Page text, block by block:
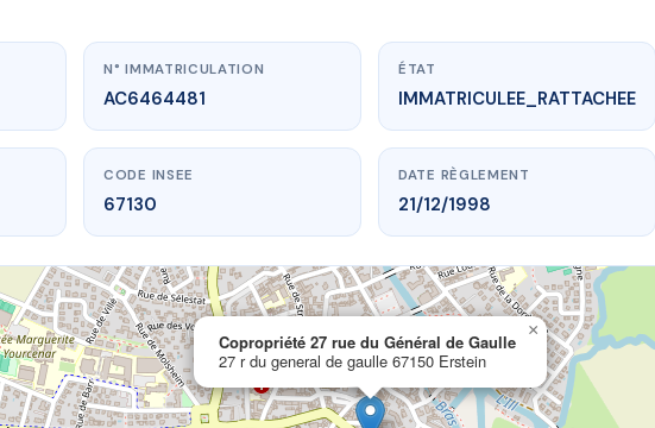
www.vme.plus/AC6464481
Copropriété 27 rue du Général de Gaulle
27 r du general de gaulle67150 Erstein
N° IMMATRICULATION
AC6464481
ÉTAT
IMMATRICULEE_RATTACHEE
CODE INSEE
67130
DATE RÈGLEMENT
21/12/1998
Copropriété 27 rue du Général de Gaulle
27 r du general de gaulle 67150 Erstein
×